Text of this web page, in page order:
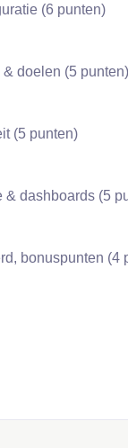
(6 punten)
doelen (5
(5 punten)
& dashboards (5
bonuspunten (4